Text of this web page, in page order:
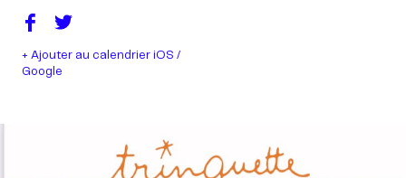
+ Ajouter au calendrier iOS /
Google